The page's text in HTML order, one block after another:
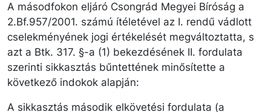
A másodfokon eljáró Csongrád Megyei Bíróság a
2.Bf.957/2001. számú ítéletével az I. rendű vádlott
cselekményének jogi értékelését megváltoztatta, s
azt a Btk. 317. §-a (1) bekezdésének II. fordulata
szerinti sikkasztás bűntettének minősítette a
következő indokok alapján:
A sikkasztás második elkövetési fordulata (a